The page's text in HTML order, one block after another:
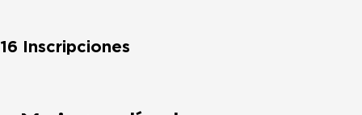
16 Inscripciones